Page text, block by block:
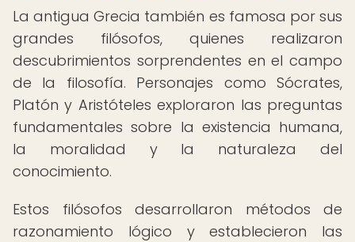
La antigua Grecia también es famosa por sus
grandes filósofos, quienes realizaron
descubrimientos sorprendentes en el campo
de la filosofía. Personajes como Sócrates,
Platón y Aristóteles exploraron las preguntas
fundamentales sobre la existencia humana,
la moralidad y la naturaleza del
conocimiento.
Estos filósofos desarrollaron métodos de
razonamiento lógico y establecieron las